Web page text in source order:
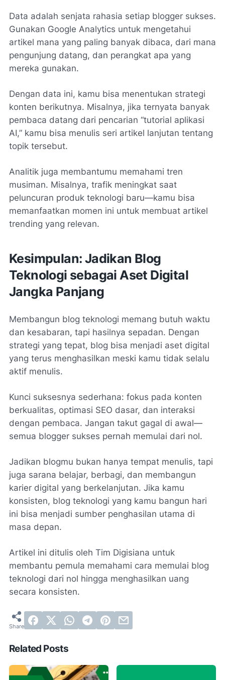
Data adalah senjata rahasia setiap blogger sukses.
Gunakan Google Analytics untuk mengetahui
artikel mana yang paling banyak dibaca, dari mana
pengunjung datang, dan perangkat apa yang
mereka gunakan.
Dengan data ini, kamu bisa menentukan strategi
konten berikutnya. Misalnya, jika ternyata banyak
pembaca datang dari pencarian “tutorial aplikasi
AI,” kamu bisa menulis seri artikel lanjutan tentang
topik tersebut.
Analitik juga membantumu memahami tren
musiman. Misalnya, trafik meningkat saat
peluncuran produk teknologi baru—kamu bisa
memanfaatkan momen ini untuk membuat artikel
trending yang relevan.
Kesimpulan: Jadikan Blog
Teknologi sebagai Aset Digital
Jangka Panjang
Membangun blog teknologi memang butuh waktu
dan kesabaran, tapi hasilnya sepadan. Dengan
strategi yang tepat, blog bisa menjadi aset digital
yang terus menghasilkan meski kamu tidak selalu
aktif menulis.
Kunci suksesnya sederhana: fokus pada konten
berkualitas, optimasi SEO dasar, dan interaksi
dengan pembaca. Jangan takut gagal di awal—
semua blogger sukses pernah memulai dari nol.
Jadikan blogmu bukan hanya tempat menulis, tapi
juga sarana belajar, berbagi, dan membangun
karier digital yang berkelanjutan. Jika kamu
konsisten, blog teknologi yang kamu bangun hari
ini bisa menjadi sumber penghasilan utama di
masa depan.
Artikel ini ditulis oleh Tim Digisiana untuk
membantu pemula memahami cara memulai blog
teknologi dari nol hingga menghasilkan uang
secara konsisten.
Related Posts